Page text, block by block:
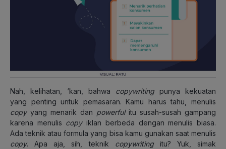
Nah, kelihatan, ‘kan, bahwa copywriting punya kekuatan
yang penting untuk pemasaran. Kamu harus tahu, menulis
copyyang menarik dan powerfulitu susah-susah gampang
karena menulis copyiklan berbeda dengan menulis biasa.
Ada teknik atau formula yang bisa kamu gunakan saat menulis
copy. Apa aja, sih, teknik copywritingitu? Yuk, simak